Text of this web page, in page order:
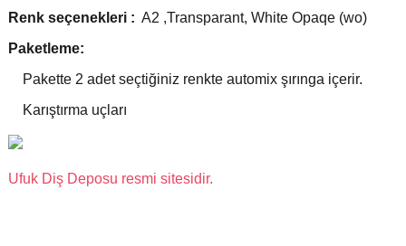
Renk seçenekleri : A2 ,Transparant, White Opaqe (wo)
Paketleme:
Pakette 2 adet seçtiğiniz renkte automix şırınga içerir.
Karıştırma uçları
Ufuk Diş Deposu resmi sitesidir.